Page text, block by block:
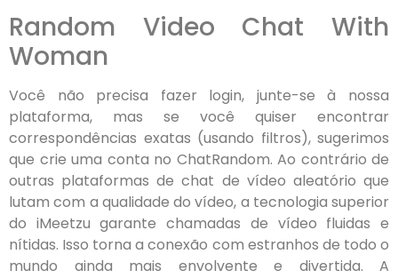
Random Video Chat With
Woman
Você não precisa fazer login, junte-se à nossa
plataforma, mas se você quiser encontrar
correspondências exatas (usando filtros), sugerimos
que crie uma conta no ChatRandom. Ao contrário de
outras plataformas de chat de vídeo aleatório que
lutam com a qualidade do vídeo, a tecnologia superior
do iMeetzu garante chamadas de vídeo fluidas e
nítidas. Isso torna a conexão com estranhos de todo o
mundo ainda mais envolvente e divertida. A